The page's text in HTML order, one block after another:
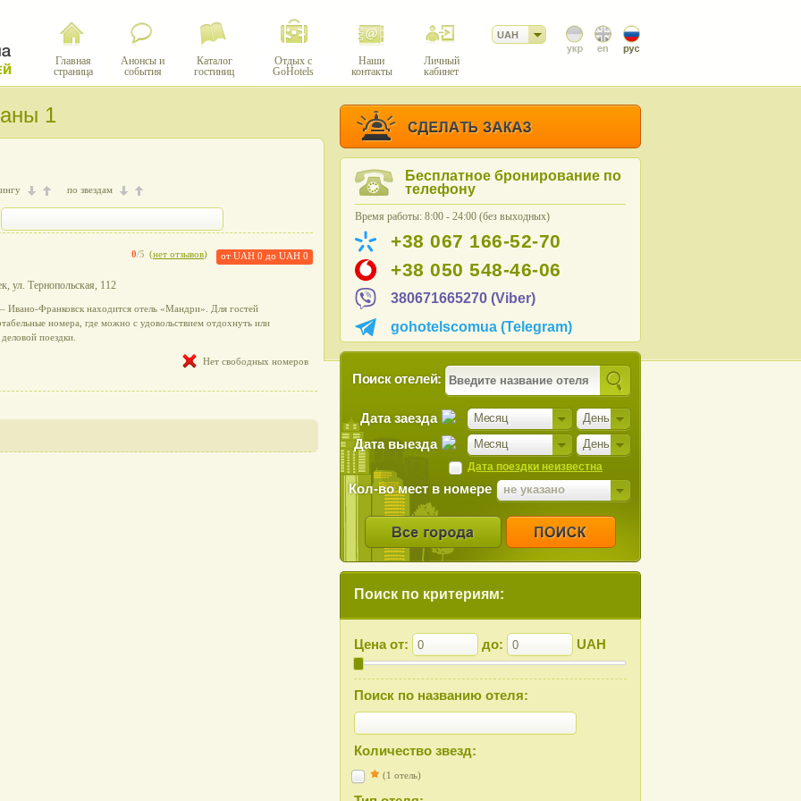
Главная
страница
Анонсы и
события
Каталог
гостиниц
Отдых с
GoHotels
Наши
контакты
Личный
кабинет
UAH
1
по звездам
0/5 (нет отзывов) от UAH 0 до UAH 0
ул. Тернопольская, 112
Ивано-Франковск находится отель «Мандри». Для гостей
номера, где можно с удовольствием отдохнуть или
поездки.
Нет свободных номеров
Бесплатное бронирование по
телефону
Время работы: 8:00 - 24:00 (без выходных)
+38 067 166-52-70
+38 050 548-46-06
380671665270 (Viber)
gohotelscomua (Telegram)
Поиск отелей:
Месяц День
Дата заезда
Месяц День
Дата выезда
Дата поездки неизвестна
Кол-во мест в номере не указано
Поиск по критериям:
Цена от: до: UAH
Поиск по названию отеля:
Количество звезд:
(1 отель)